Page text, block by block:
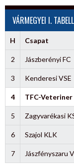
VÁRMEGYEI I.
H Csapat
2 Jászberényi FC
3 Kenderesi VSE
4 TFC-Veteriner
5 Zagyvarékasi
6 Szajol KLK
7 Jászfényszaru